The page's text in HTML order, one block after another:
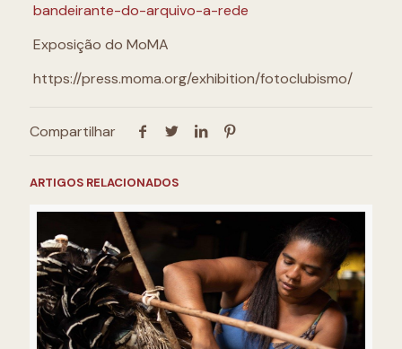
bandeirante-do-arquivo-a-rede
Exposição do MoMA
https://press.moma.org/exhibition/fotoclubismo/
Compartilhar
ARTIGOS RELACIONADOS